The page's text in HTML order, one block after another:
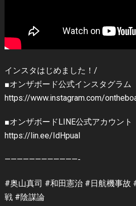
インスタはじめました！/
■オンザボード公式インスタグラム
https://www.instagram.com/
■オンザボードLINE公式アカウント
https://lin.ee/IdHpuaI
————————————-
#奥山真司 #和田憲治 #日航機事故
戦 #陰謀論